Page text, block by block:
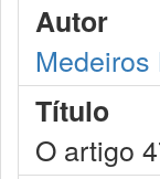
Autor
Título
O artigo